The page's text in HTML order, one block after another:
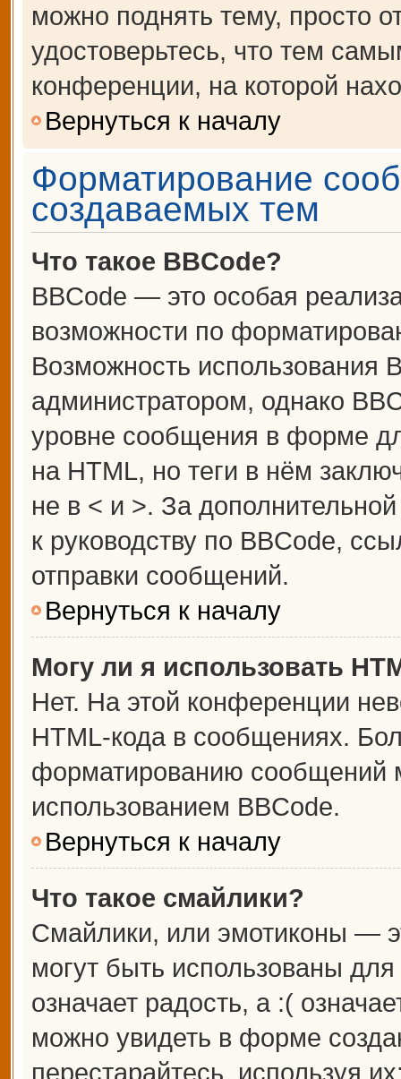
можно поднять тему, просто
удостоверьтесь, что тем
конференции, на которой
Вернуться к началу
Форматирование
создаваемых тем
Что такое BBCode?
BBCode — это особая
возможности по
Возможность использования
администратором, однако
уровне сообщения в форме
на HTML, но теги в нём
не в < и >. За
к руководству по BBCode,
отправки сообщений.
Вернуться к началу
Могу ли я использовать
Нет. На этой конференции
HTML-кода в сообщениях.
форматированию сообщений
использованием BBCode.
Вернуться к началу
Что такое смайлики?
Смайлики, или эмотиконы —
могут быть использованы
означает радость, а :(
можно увидеть в форме
перестарайтесь, используя